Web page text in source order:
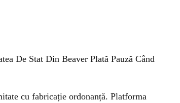
De Stat Din Beaver Plată Pauză Când
cu fabricație ordonanță. Platforma